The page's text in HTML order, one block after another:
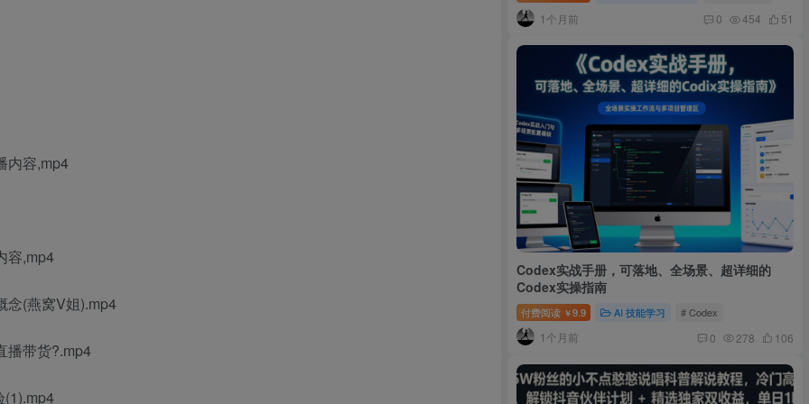
内容,mp4
容,mp4
念(燕窝V姐).mp4
播带货?.mp4
(1).mp4
1个月前 0 454 51
Codex实战手册，可落地、全场景、超详细的
Codex实操指南
付费阅读 ￥9.9 AI 技能学习 # Codex
1个月前 0 278 106